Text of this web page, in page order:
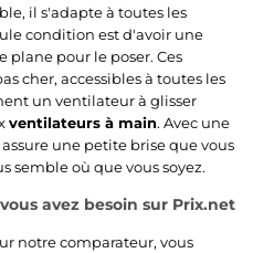
il s'adapte à toutes les
condition est d'avoir une
plane pour le poser. Ces
cher, accessibles à toutes les
un ventilateur à glisser
ventilateurs à main. Avec une
une petite brise que vous
semble où que vous soyez.
avez besoin sur Prix.net
notre comparateur, vous